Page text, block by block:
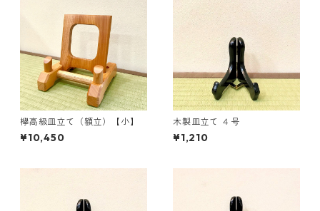
欅高級皿立て（額立）【小】
¥10,450
木製皿立て ４号
¥1,210